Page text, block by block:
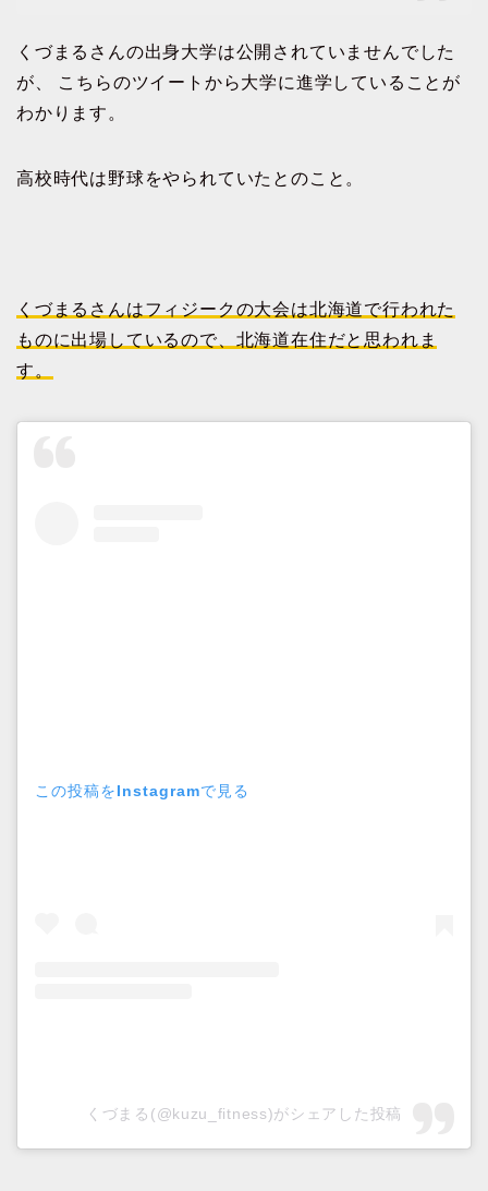
くづまるさんの出身大学は公開されていませんでした
が、 こちらのツイートから大学に進学していることが
わかります。
高校時代は野球をやられていたとのこと。
くづまるさんはフィジークの大会は北海道で行われた
ものに出場しているので、北海道在住だと思われま
す。
この投稿をInstagramで見る
くづまる(@kuzu_fitness)がシェアした投稿